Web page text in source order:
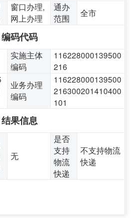
窗口办理,
网上办理
通办
范围
全市
编码代码
实施主体
编码
116228000139500
216
业务办理
编码
116228000139500
216300201410400
101
结果信息
无
是否
支持
物流
快递
不支持物流
快递